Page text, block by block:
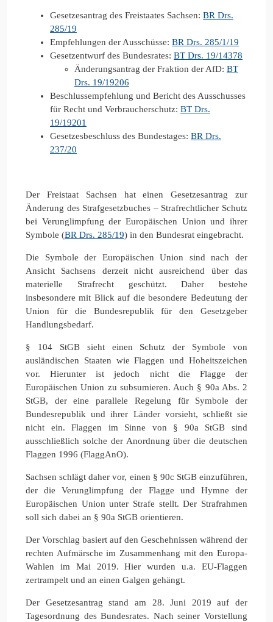
Gesetzesantrag des Freistaates Sachsen: BR Drs.
285/19
Empfehlungen der Ausschüsse: BR Drs. 285/1/19
Gesetzentwurf des Bundesrates: BT Drs. 19/14378
Änderungsantrag der Fraktion der AfD: BT
Drs. 19/19206
Beschlussempfehlung und Bericht des Ausschusses
für Recht und Verbraucherschutz: BT Drs.
19/19201
Gesetzesbeschluss des Bundestages: BR Drs.
237/20
Der Freistaat Sachsen hat einen Gesetzesantrag zur
Änderung des Strafgesetzbuches – Strafrechtlicher Schutz
bei Verunglimpfung der Europäischen Union und ihrer
Symbole (BR Drs. 285/19) in den Bundesrat eingebracht.
Die Symbole der Europäischen Union sind nach der
Ansicht Sachsens derzeit nicht ausreichend über das
materielle Strafrecht geschützt. Daher bestehe
insbesondere mit Blick auf die besondere Bedeutung der
Union für die Bundesrepublik für den Gesetzgeber
Handlungsbedarf.
§ 104 StGB sieht einen Schutz der Symbole von
ausländischen Staaten wie Flaggen und Hoheitszeichen
vor. Hierunter ist jedoch nicht die Flagge der
Europäischen Union zu subsumieren. Auch § 90a Abs. 2
StGB, der eine parallele Regelung für Symbole der
Bundesrepublik und ihrer Länder vorsieht, schließt sie
nicht ein. Flaggen im Sinne von § 90a StGB sind
ausschließlich solche der Anordnung über die deutschen
Flaggen 1996 (FlaggAnO).
Sachsen schlägt daher vor, einen § 90c StGB einzuführen,
der die Verunglimpfung der Flagge und Hymne der
Europäischen Union unter Strafe stellt. Der Strafrahmen
soll sich dabei an § 90a StGB orientieren.
Der Vorschlag basiert auf den Geschehnissen während der
rechten Aufmärsche im Zusammenhang mit den Europa-
Wahlen im Mai 2019. Hier wurden u.a. EU-Flaggen
zertrampelt und an einen Galgen gehängt.
Der Gesetzesantrag stand am 28. Juni 2019 auf der
Tagesordnung des Bundesrates. Nach seiner Vorstellung